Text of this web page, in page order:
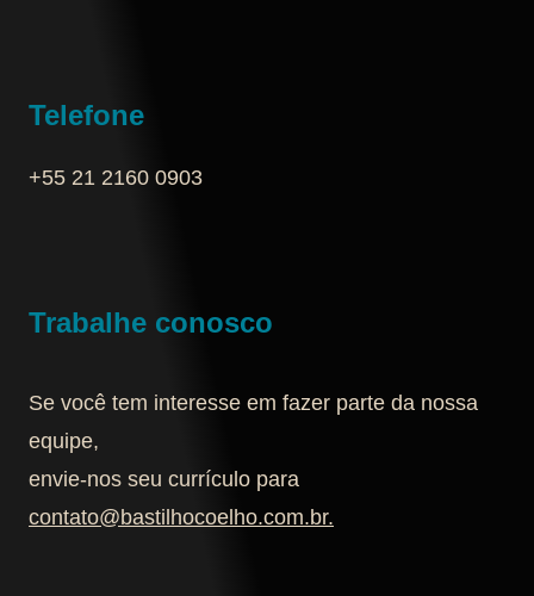
Telefone
+55 21 2160 0903‬
Trabalhe conosco
Se você tem interesse em fazer parte da nossa
equipe,
envie-nos seu currículo para
contato@bastilhocoelho.com.br.